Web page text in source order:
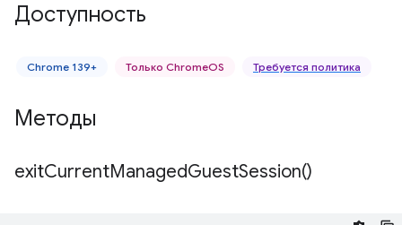
Доступность
Chrome 139+ Только ChromeOS Требуется политика
Методы
exitCurrentManagedGuestSession()